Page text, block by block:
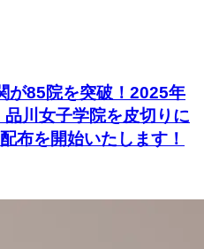
が85院を突破！2025年
川女子学院を皮切りに
布を開始いたします！